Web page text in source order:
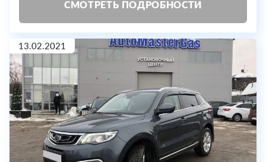
СМОТРЕТЬ ПОДРОБНОСТИ
13.02.2021